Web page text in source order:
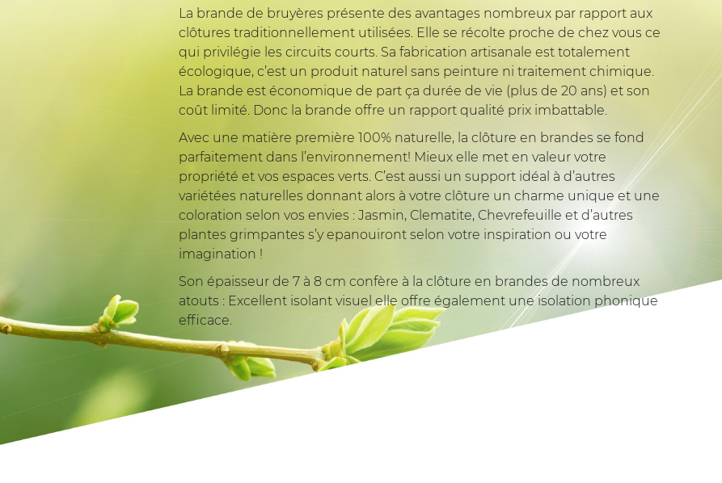
La brande de bruyères présente des avantages nombreux par rapport aux
clôtures traditionnellement utilisées. Elle se récolte proche de chez vous ce
qui privilégie les circuits courts. Sa fabrication artisanale est totalement
écologique, c’est un produit naturel sans peinture ni traitement chimique.
La brande est économique de part ça durée de vie (plus de 20 ans) et son
coût limité. Donc la brande offre un rapport qualité prix imbattable.
Avec une matière première 100% naturelle, la clôture en brandes se fond
parfaitement dans l’environnement! Mieux elle met en valeur votre
propriété et vos espaces verts. C’est aussi un support idéal à d’autres
variétées naturelles donnant alors à votre clôture un charme unique et une
coloration selon vos envies : Jasmin, Clematite, Chevrefeuille et d’autres
plantes grimpantes s’y epanouiront selon votre inspiration ou votre
imagination !
Son épaisseur de 7 à 8 cm confère à la clôture en brandes de nombreux
atouts : Excellent isolant visuel elle offre également une isolation phonique
efficace.